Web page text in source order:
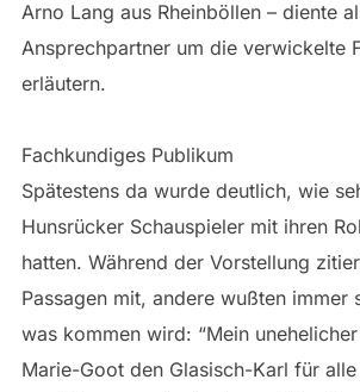
Arno Lang aus Rheinböllen – diente
Ansprechpartner um die verwickelte
erläutern.
Fachkundiges Publikum
Spätestens da wurde deutlich, wie
Hunsrücker Schauspieler mit ihren
hatten. Während der Vorstellung
Passagen mit, andere wußten immer
was kommen wird: “Mein
Marie-Goot den Glasisch-Karl für